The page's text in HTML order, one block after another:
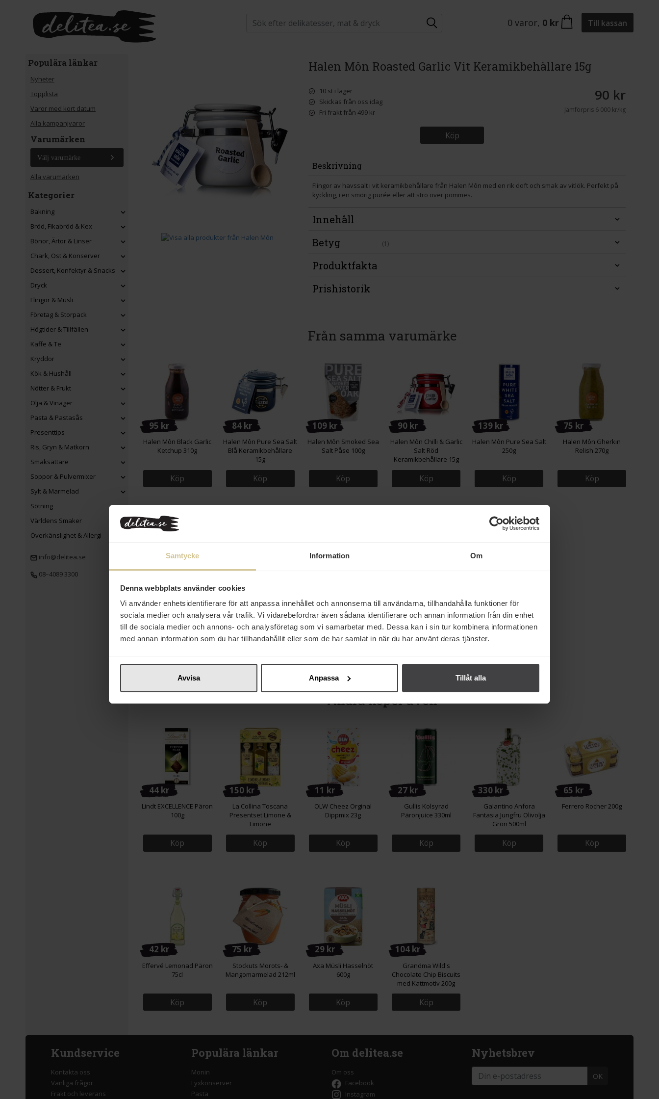
Samtycke Information Om
Denna webbplats använder cookies
Vi använder enhetsidentifierare för att anpassa innehållet och annonserna till användarna, tillhandahålla funktioner för
sociala medier och analysera vår trafik. Vi vidarebefordrar även sådana identifierare och annan information från din enhet
till de sociala medier och annons- och analysföretag som vi samarbetar med. Dessa kan i sin tur kombinera informationen
med annan information som du har tillhandahållit eller som de har samlat in när du har använt deras tjänster.
Avvisa Anpassa Tillåt alla
0 varor, 0 kr Till kassan
Populära länkar
Nyheter
Topplista
Varor med kort datum
Alla kampanjvaror
Varumärken
Välj varumärke
Alla varumärken
Kategorier
Bakning
Bröd, Fikabröd & Kex
Bönor, Ärtor & Linser
Chark, Ost & Konserver
Dessert, Konfektyr & Snacks
Dryck
Flingor & Müsli
Företag & Storpack
Högtider & Tillfällen
Kaffe & Te
Kryddor
Kök & Hushåll
Nötter & Frukt
Olja & Vinäger
Pasta & Pastasås
Presenttips
Ris, Gryn & Matkorn
Smaksättare
Soppor & Pulvermixer
Sylt & Marmelad
Sötning
Världens Smaker
Överkänslighet & Allergi
info@delitea.se
08–4089 3300
Halen Môn Roasted Garlic Vit Keramikbehållare 15g
10 st i lager
Skickas från oss idag
Fri frakt från 499 kr
90 kr
Jämförpris6 000 kr/kg
Köp
Beskrivning
Flingor av havssalt i vit keramikbehållare från Halen Môn med en rik doft och smak av vitlök. Perfekt på
kyckling, i en smörig purée eller att strö över pommes.
Innehåll
Betyg
(1)
Produktfakta
Prishistorik
Från samma varumärke
95 kr
Halen Môn Black Garlic
Ketchup 310g
Köp
84 kr
Halen Môn Pure Sea Salt
Blå Keramikbehållare
15g
Köp
109 kr
Halen Môn Smoked Sea
Salt Påse 100g
Köp
90 kr
Halen Môn Chilli & Garlic
Salt Röd
Keramikbehållare 15g
Köp
139 kr
Halen Môn Pure Sea Salt
250g
Köp
75 kr
Halen Môn Gherkin
Relish 270g
Köp
188 kr
Halen Môn Pure Sea Salt
100g
Köp
65 kr
Halen Môn Pure Sea Salt
Påse 100g
Köp
Halen Môn Oak Smoked
Water 100ml
Köp
Halen Môn Chilli & Garlic
Salt Påse 100g
Köp
Andra köper även
44 kr
Lindt EXCELLENCE Päron
100g
Köp
150 kr
La Collina Toscana
Presentset Limone &
Limone
Köp
11 kr
OLW Cheez Orginal
Dippmix 23g
Köp
27 kr
Gullis Kolsyrad
Päronjuice 330ml
Köp
330 kr
Galantino Anfora
Fantasia Jungfru Olivolja
Grön 500ml
Köp
65 kr
Ferrero Rocher 200g
Köp
42 kr
Effervé Lemonad Päron
75cl
Köp
75 kr
Stockuts Morots- &
Mangomarmelad 212ml
Köp
29 kr
Axa Müsli Hasselnöt
600g
Köp
104 kr
Grandma Wild's
Chocolate Chip Biscuits
med Kattmotiv 200g
Köp
Kundservice
Kontakta oss
Vanliga frågor
Frakt och leverans
Populära länkar
Monin
Lyxkonserver
Pasta
Om delitea.se
Om oss
Facebook
Instagram
Nyhetsbrev
OK